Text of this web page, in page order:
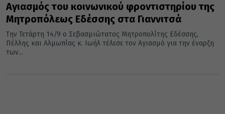
Αγιασμός του κοινωνικού φροντιστηρίου της
Μητροπόλεως Εδέσσης στα Γιαννιτσά
Την Τετάρτη 14/9 ο Σεβασμιώτατος Μητροπολίτης Εδέσσης,
Πέλλης και Αλμωπίας κ. Ιωήλ τέλεσε τον Αγιασμό για την έναρξη
των...